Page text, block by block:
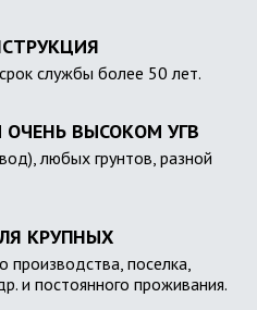
службы более 50 лет.
ВЫСОКОМ УГВ
любых грунтов, разной
КРУПНЫХ
производства, поселка,
и постоянного проживания.